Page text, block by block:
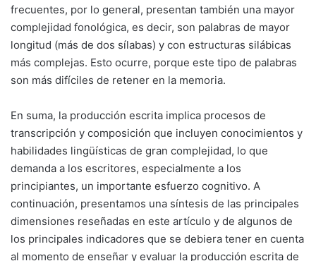
frecuentes, por lo general, presentan también una mayor
complejidad fonológica, es decir, son palabras de mayor
longitud (más de dos sílabas) y con estructuras silábicas
más complejas. Esto ocurre, porque este tipo de palabras
son más difíciles de retener en la memoria.
En suma, la producción escrita implica procesos de
transcripción y composición que incluyen conocimientos y
habilidades lingüísticas de gran complejidad, lo que
demanda a los escritores, especialmente a los
principiantes, un importante esfuerzo cognitivo. A
continuación, presentamos una síntesis de las principales
dimensiones reseñadas en este artículo y de algunos de
los principales indicadores que se debiera tener en cuenta
al momento de enseñar y evaluar la producción escrita de